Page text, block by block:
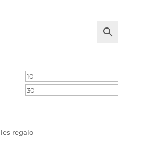
Precio
mínimo
regalo